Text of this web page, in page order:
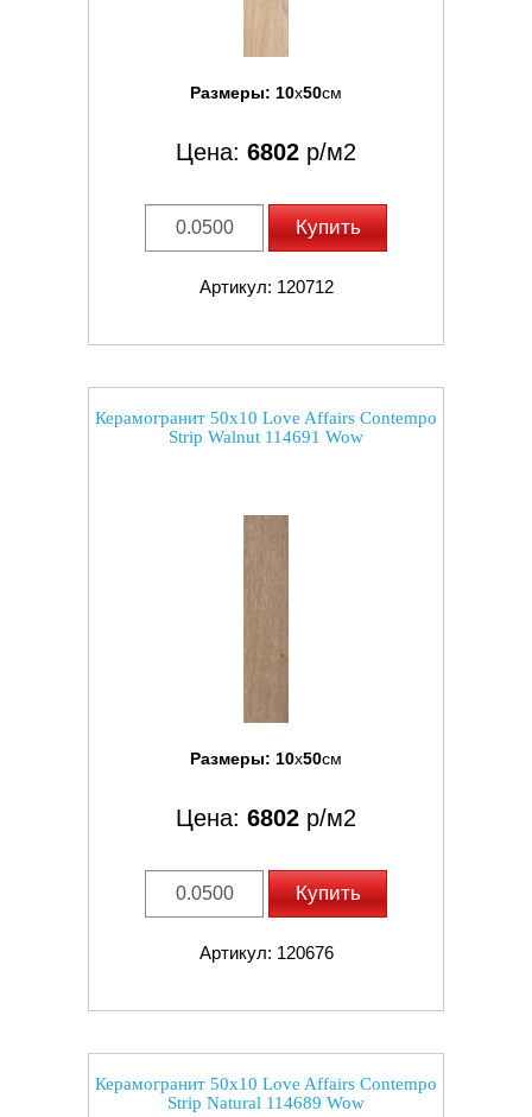
Размеры: 10x50см
Цена: 6802 р/м2
Купить
Артикул: 120712
Керамогранит 50x10 Love Affairs Contempo
Strip Walnut 114691 Wow
Размеры: 10x50см
Цена: 6802 р/м2
Купить
Артикул: 120676
Керамогранит 50x10 Love Affairs Contempo
Strip Natural 114689 Wow